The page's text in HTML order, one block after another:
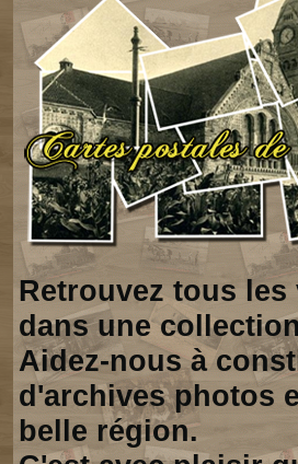
Retrouvez tous
dans une
Aidez-nous à
d'archives photos
belle région.